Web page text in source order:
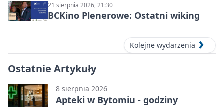
21 sierpnia 2026, 21:30
BCKino Plenerowe: Ostatni wiking
Kolejne wydarzenia
Ostatnie Artykuły
8 sierpnia 2026
Apteki w Bytomiu - godziny